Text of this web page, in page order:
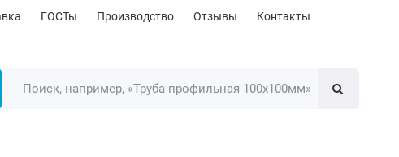
ГОСТы Производство Отзывы Контакты